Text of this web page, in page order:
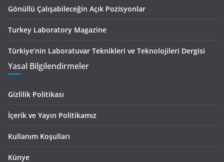
Gönüllü Çalışabileceğin Açık Pozisyonlar
Turkey Laboratory Magazine
Türkiye’nin Laboratuvar Teknikleri ve Teknolojileri Dergisi
Yasal Bilgilendirmeler
Gizlilik Politikası
İçerik ve Yayın Politikamız
Kullanım Koşulları
Künye